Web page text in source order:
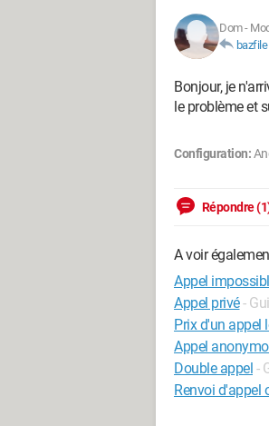
Dom-
bazfile
Bonjour, je
le problème et
Configuration:
Répondre
A voir
Appel
Appel privé-
Prix d'un appel
Appel
Double appel -
Renvoi d'appel